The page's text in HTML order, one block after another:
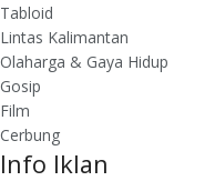
Tabloid
Lintas Kalimantan
Olaharga & Gaya Hidup
Gosip
Film
Cerbung
Info Iklan